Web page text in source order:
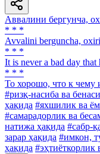
Аввалини бергунча,
* * *
Avvalini berguncha,
* * *
It is never a bad day that
* * *
To хорошо, что к чему
#ризқ-насиба ва
ҳақида #яхшилик ва
#самарадорлик ва
натижа ҳақида #сабр-
зарар ҳақида #имкон,
ҳақида #эҳтиёткорлик